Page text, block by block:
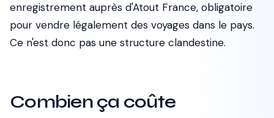
enregistrement auprès d'Atout France, obligatoire
pour vendre légalement des voyages dans le pays.
Ce n'est donc pas une structure clandestine.
Combien ça coûte